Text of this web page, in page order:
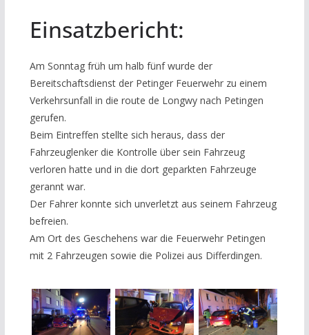
Einsatzbericht:
Am Sonntag früh um halb fünf wurde der
Bereitschaftsdienst der Petinger Feuerwehr zu einem
Verkehrsunfall in die route de Longwy nach Petingen
gerufen.
Beim Eintreffen stellte sich heraus, dass der
Fahrzeuglenker die Kontrolle über sein Fahrzeug
verloren hatte und in die dort geparkten Fahrzeuge
gerannt war.
Der Fahrer konnte sich unverletzt aus seinem Fahrzeug
befreien.
Am Ort des Geschehens war die Feuerwehr Petingen
mit 2 Fahrzeugen sowie die Polizei aus Differdingen.